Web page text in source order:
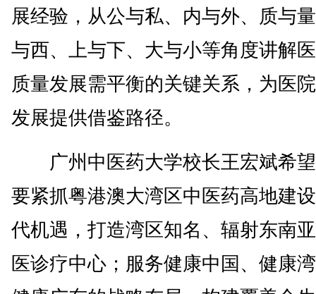
展经验，从公与私、内与外、质与
与西、上与下、大与小等角度讲解
质量发展需平衡的关键关系，为医
发展提供借鉴路径。
广州中医药大学校长王宏斌希
要紧抓粤港澳大湾区中医药高地建
代机遇，打造湾区知名、辐射东南
医诊疗中心；服务健康中国、健康